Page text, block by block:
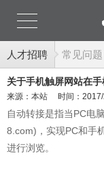
人才招聘 常见问题
关于手机触屏网站在
来源：本站 时间：
自动转接是指当PC电
8.com)，实现PC和手
进行浏览。